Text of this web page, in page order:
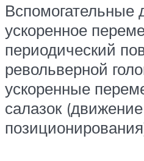
ускоренное
периодический
револьверной
ускоренные
салазок (движение